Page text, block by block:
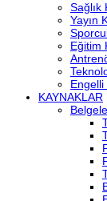
Sağlık
Yayın
Eğitim
KAYNAKLAR